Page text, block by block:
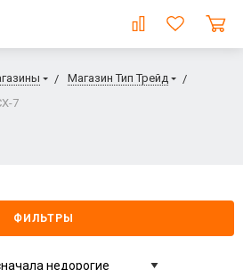
Магазин Тип Трейд
7
ФИЛЬТРЫ